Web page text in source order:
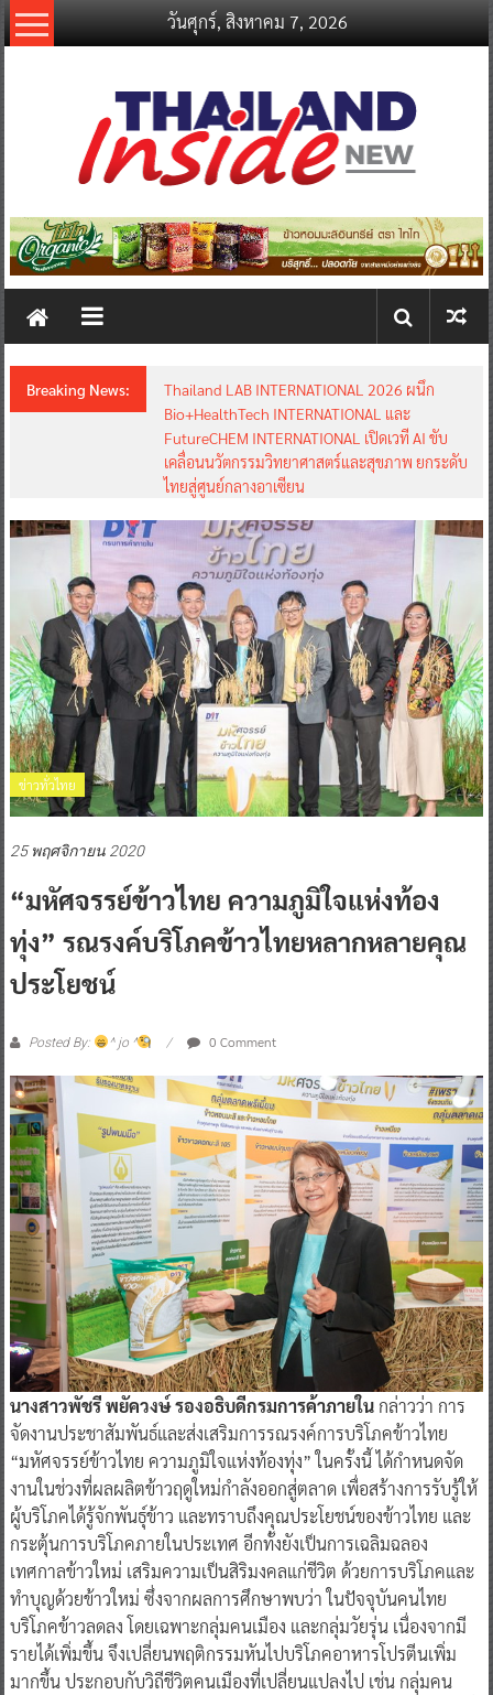
Skip
to
วันศุกร์, สิงหาคม 7, 2026
thailandinsidenew.com
Thailand
New
Breaking News:
Thailand LAB INTERNATIONAL 2026 ผนึก
Bio+HealthTech INTERNATIONAL และ
FutureCHEM INTERNATIONAL เปิดเวที AI ขับ
เคลื่อนนวัตกรรมวิทยาศาสตร์และสุขภาพ ยกระดับ
ไทยสู่ศูนย์กลางอาเซียน
ข่าวทั่วไทย
25 พฤศจิกายน 2020
“มหัศจรรย์ข้าวไทย ความภูมิใจแห่งท้อง
ทุ่ง” รณรงค์บริโภคข้าวไทยหลากหลายคุณ
ประโยชน์
Posted By: ^ jo ^ 0 Comment
นางสาวพัชรี พยัควงษ์ รองอธิบดีกรมการค้าภายในกล่าวว่า การ
จัดงานประชาสัมพันธ์และส่งเสริมการรณรงค์การบริโภคข้าวไทย
“มหัศจรรย์ข้าวไทย ความภูมิใจแห่งท้องทุ่ง” ในครั้งนี้ ได้กำหนดจัด
งานในช่วงที่ผลผลิตข้าวฤดูใหม่กำลังออกสู่ตลาด เพื่อสร้างการรับรู้ให้
ผู้บริโภคได้รู้จักพันธุ์ข้าว และทราบถึงคุณประโยชน์ของข้าวไทย และ
กระตุ้นการบริโภคภายในประเทศ อีกทั้งยังเป็นการเฉลิมฉลอง
เทศกาลข้าวใหม่ เสริมความเป็นสิริมงคลแก่ชีวิต ด้วยการบริโภคและ
ทำบุญด้วยข้าวใหม่ ซึ่งจากผลการศึกษาพบว่า ในปัจจุบันคนไทย
บริโภคข้าวลดลง โดยเฉพาะกลุ่มคนเมือง และกลุ่มวัยรุ่น เนื่องจากมี
รายได้เพิ่มขึ้น จึงเปลี่ยนพฤติกรรมหันไปบริโภคอาหารโปรตีนเพิ่ม
มากขึ้น ประกอบกับวิถีชีวิตคนเมืองที่เปลี่ยนแปลงไป เช่น กลุ่มคน